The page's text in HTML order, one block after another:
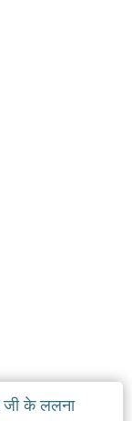
जी के ललना